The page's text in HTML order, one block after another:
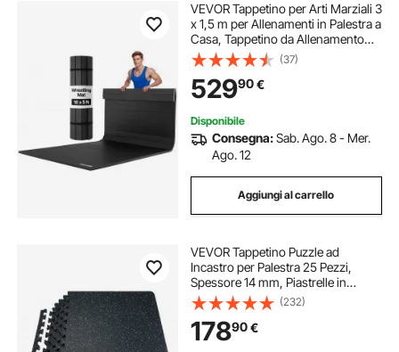
VEVOR Tappetino per Arti Marziali 3
x 1,5 m per Allenamenti in Palestra a
Casa, Tappetino da Allenamento
Impermeabile e Arrotolabile,
Materassino Fitness per Ginnastica
Jiu-Jitsu, MMA, Judo
(37)
52990€
Disponibile
Consegna:Sab. Ago. 8 - Mer.
Ago. 12
Aggiungi al carrello
VEVOR Tappetino Puzzle ad
Incastro per Palestra 25 Pezzi,
Spessore 14 mm, Piastrelle in
Schiuma EVA Gommata, Tappetino
da Palestra 61x61 cm, Copertura
9,3 m², Tappetino Ginnastica,
Casa, Bianco Nero
(232)
17890€